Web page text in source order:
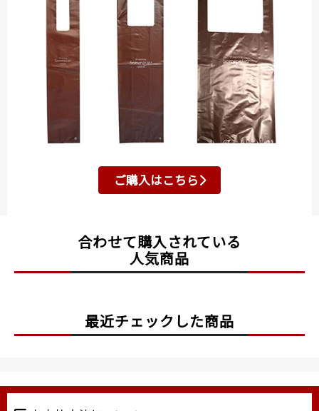
ご購入はこちら
合わせて購入されている
人気商品
最近チェックした商品